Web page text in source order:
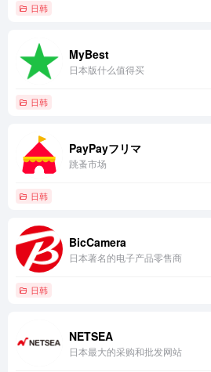
日韩
MyBest
日本版什么值得买
日韩
PayPayフリマ
跳蚤市场
日韩
BicCamera
日本著名的电子产品零售商
日韩
NETSEA
日本最大的采购和批发网站